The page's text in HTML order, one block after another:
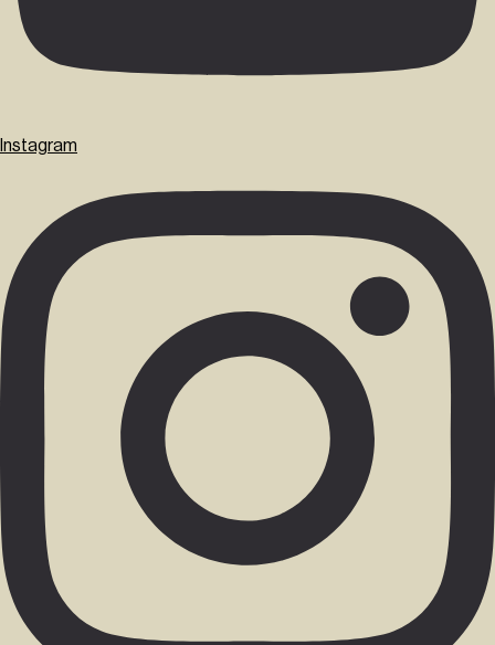
Instagram